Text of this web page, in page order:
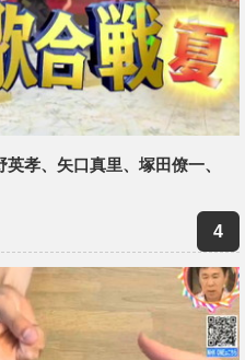
孝、矢口真里、塚田僚一、